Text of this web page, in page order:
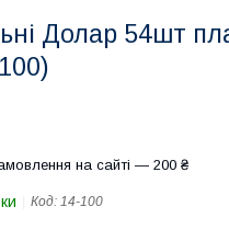
Долар 54шт
на сайті — 200 ₴
Код: 14-100